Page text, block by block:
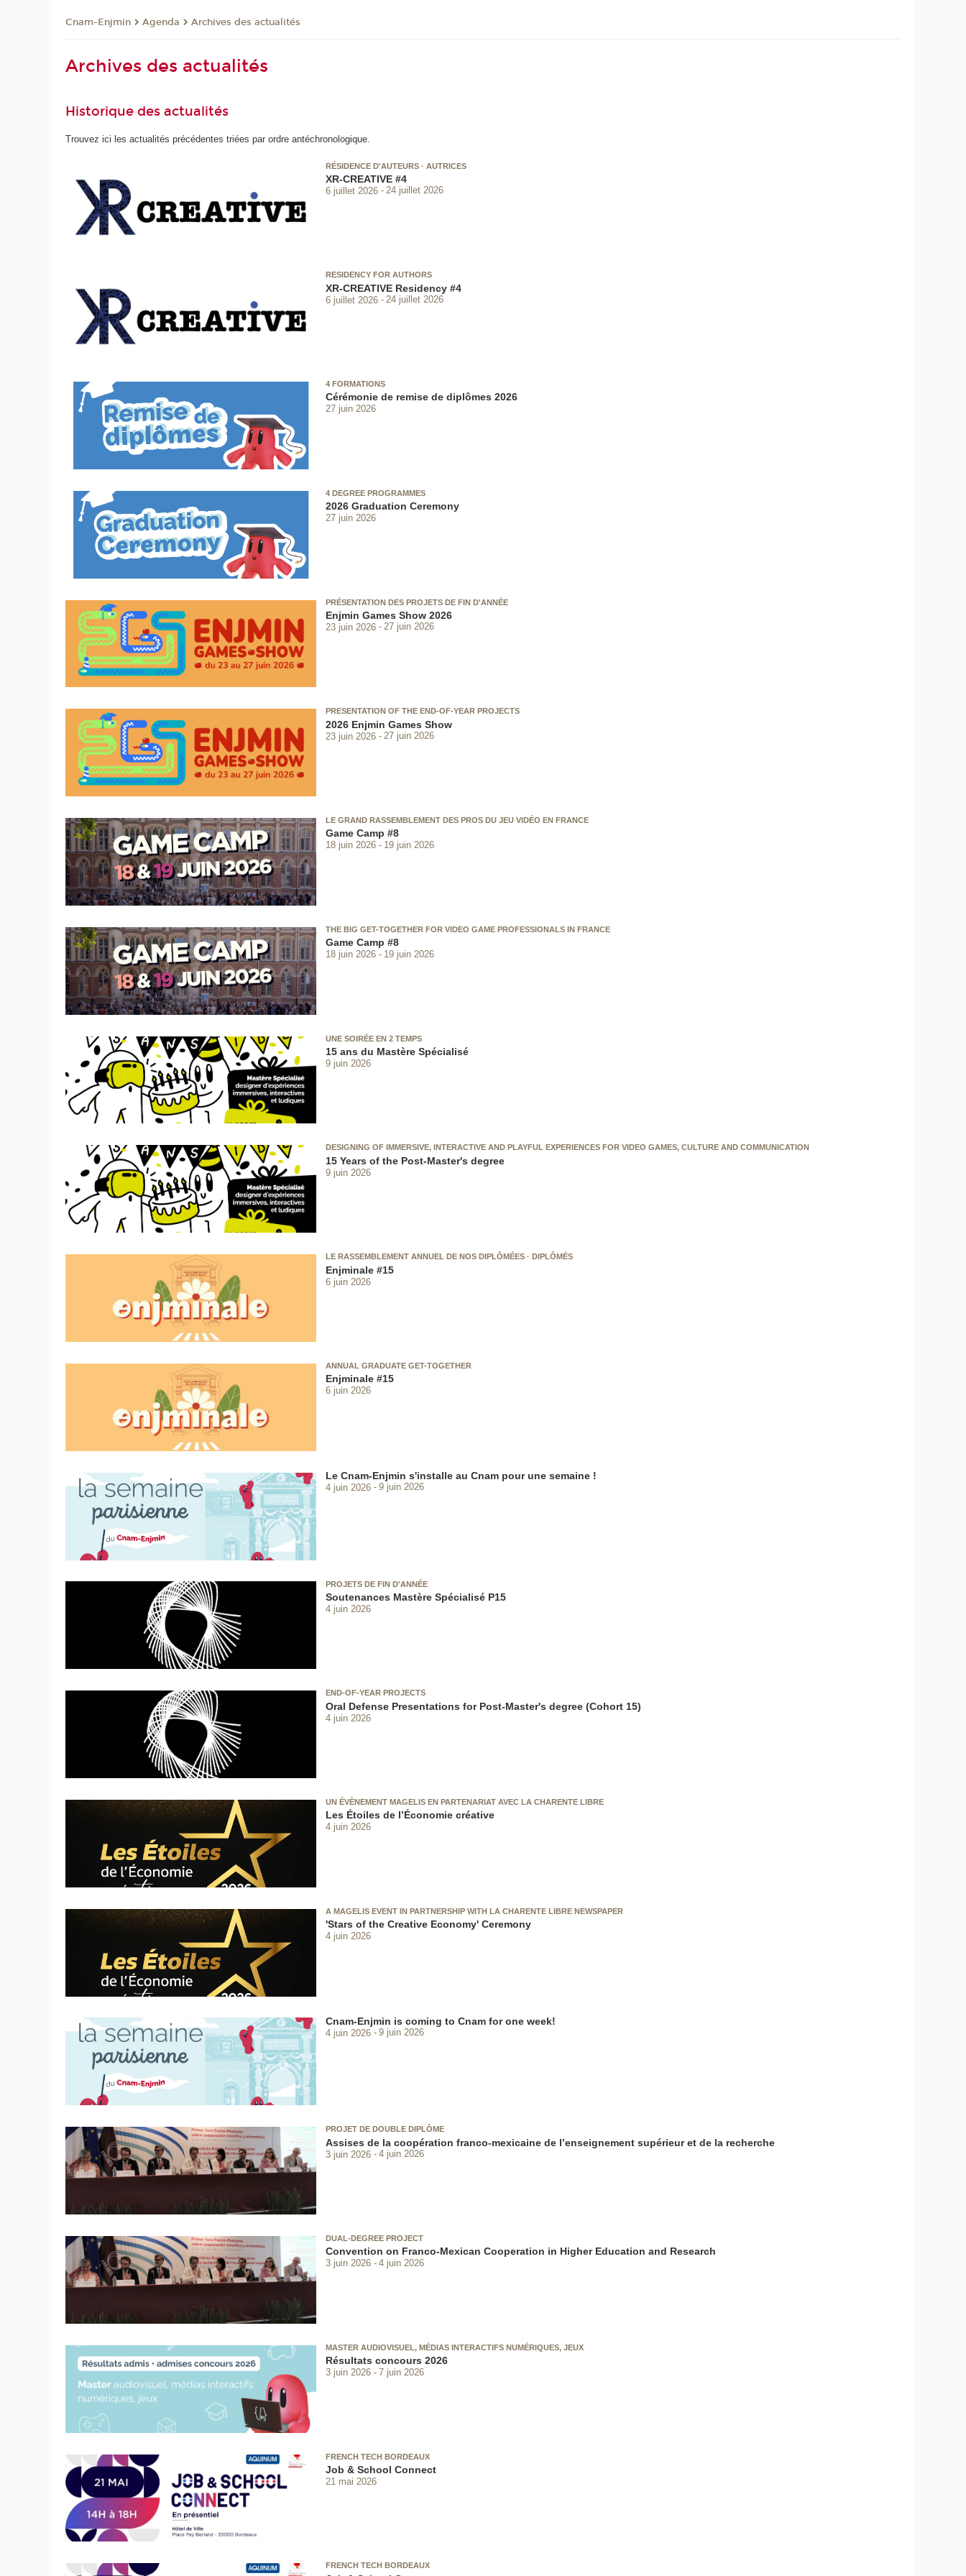
Cnam-Enjmin Agenda Archives des actualités
Archives des actualités
Historique des actualités
Trouvez ici les actualités précédentes triées par ordre antéchronologique.
RÉSIDENCE D'AUTEURS · AUTRICES
XR-CREATIVE #4
6 juillet 2026 24 juillet 2026
RESIDENCY FOR AUTHORS
XR-CREATIVE Residency #4
6 juillet 2026 24 juillet 2026
4 FORMATIONS
Cérémonie de remise de diplômes 2026
27 juin 2026
4 DEGREE PROGRAMMES
2026 Graduation Ceremony
27 juin 2026
PRÉSENTATION DES PROJETS DE FIN D'ANNÉE
Enjmin Games Show 2026
23 juin 2026 27 juin 2026
PRESENTATION OF THE END-OF-YEAR PROJECTS
2026 Enjmin Games Show
23 juin 2026 27 juin 2026
LE GRAND RASSEMBLEMENT DES PROS DU JEU VIDÉO EN FRANCE
Game Camp #8
18 juin 2026 19 juin 2026
THE BIG GET-TOGETHER FOR VIDEO GAME PROFESSIONALS IN FRANCE
Game Camp #8
18 juin 2026 19 juin 2026
UNE SOIRÉE EN 2 TEMPS
15 ans du Mastère Spécialisé
9 juin 2026
DESIGNING OF IMMERSIVE, INTERACTIVE AND PLAYFUL EXPERIENCES FOR VIDEO GAMES, CULTURE AND COMMUNICATION
15 Years of the Post-Master's degree
9 juin 2026
LE RASSEMBLEMENT ANNUEL DE NOS DIPLÔMÉES · DIPLÔMÉS
Enjminale #15
6 juin 2026
ANNUAL GRADUATE GET-TOGETHER
Enjminale #15
6 juin 2026
Le Cnam-Enjmin s'installe au Cnam pour une semaine !
4 juin 2026 9 juin 2026
PROJETS DE FIN D'ANNÉE
Soutenances Mastère Spécialisé P15
4 juin 2026
END-OF-YEAR PROJECTS
Oral Defense Presentations for Post-Master's degree (Cohort 15)
4 juin 2026
UN ÉVÈNEMENT MAGELIS EN PARTENARIAT AVEC LA CHARENTE LIBRE
Les Étoiles de l’Économie créative
4 juin 2026
A MAGELIS EVENT IN PARTNERSHIP WITH LA CHARENTE LIBRE NEWSPAPER
'Stars of the Creative Economy' Ceremony
4 juin 2026
Cnam-Enjmin is coming to Cnam for one week!
4 juin 2026 9 juin 2026
PROJET DE DOUBLE DIPLÔME
Assises de la coopération franco-mexicaine de l’enseignement supérieur et de la recherche
3 juin 2026 4 juin 2026
DUAL-DEGREE PROJECT
Convention on Franco-Mexican Cooperation in Higher Education and Research
3 juin 2026 4 juin 2026
MASTER AUDIOVISUEL, MÉDIAS INTERACTIFS NUMÉRIQUES, JEUX
Résultats concours 2026
3 juin 2026 7 juin 2026
FRENCH TECH BORDEAUX
Job & School Connect
21 mai 2026
FRENCH TECH BORDEAUX